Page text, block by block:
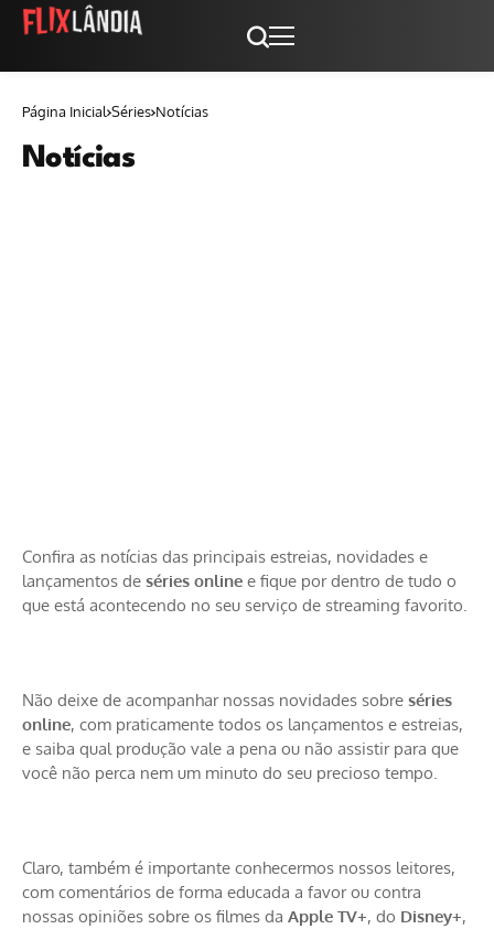
Página Inicial Séries Notícias
Notícias
Confira as notícias das principais estreias, novidades e
lançamentos de séries online e fique por dentro de tudo o
que está acontecendo no seu serviço de streaming favorito.
Não deixe de acompanhar nossas novidades sobre séries
online, com praticamente todos os lançamentos e estreias,
e saiba qual produção vale a pena ou não assistir para que
você não perca nem um minuto do seu precioso tempo.
Claro, também é importante conhecermos nossos leitores,
com comentários de forma educada a favor ou contra
nossas opiniões sobre os filmes da Apple TV+, do Disney+,